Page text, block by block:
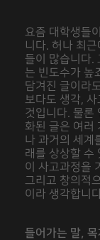
요즘 대학생들
니다. 허나 최
들이 많습니다.
는 빈도수가 높
담겨진 글이라
보다도 생각,
것입니다. 물론
화된 글은 여러
나 과거의 세계
래를 상상할 수
이 사고과정을
그리고 창의적
이라 생각합니
들어가는 말,